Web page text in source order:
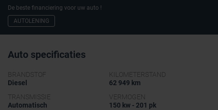
De beste financiering voor uw auto !
AUTOLENING
Auto specificaties
BRANDSTOF
Diesel
KILOMETERSTAND
62 949 km
TRANSMISSIE
Automatisch
VERMOGEN
150 kw - 201 pk